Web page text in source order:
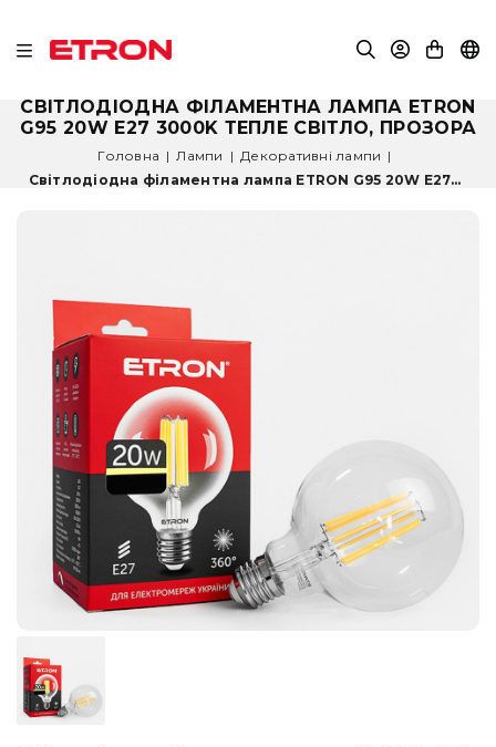
СВІТЛОДІОДНА ФІЛАМЕНТНА ЛАМПА ETRON
G95 20W E27 3000K ТЕПЛЕ СВІТЛО, ПРОЗОРА
Головна | Лампи | Декоративні лампи |
Світлодіодна філаментна лампа ETRON G95 20W E27...